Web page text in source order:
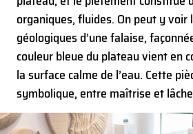
organiques, fluides. On peut y voir
géologiques d’une falaise,
couleur bleue du plateau vient en
la surface calme de l’eau. Cette
symbolique, entre maîtrise et